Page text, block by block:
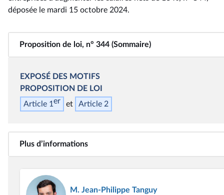
déposée le mardi 15 octobre 2024.
Proposition de loi, n° 344 (Sommaire)
EXPOSÉ DES MOTIFS
PROPOSITION DE LOI
Article 1er Article 2
Plus d’informations
M. Jean-Philippe Tanguy